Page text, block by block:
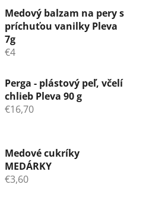
Medový balzam na pery s
príchuťou vanilky Pleva
7g
€4
Perga - plástový peľ, včelí
chlieb Pleva 90 g
€16,70
Medové cukríky
MEDÁRKY
€3,60